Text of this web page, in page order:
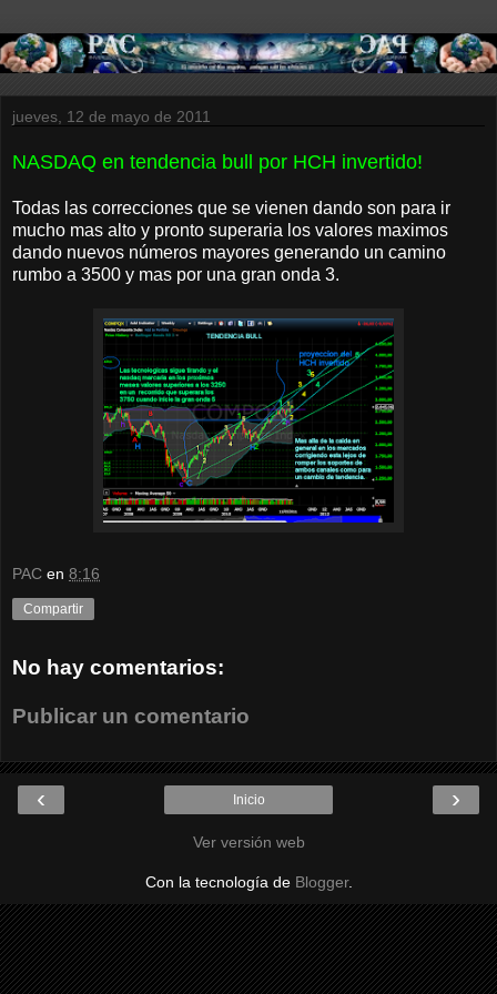
jueves, 12 de mayo de 2011
NASDAQ en tendencia bull por HCH invertido!
Todas las correcciones que se vienen dando son para ir
mucho mas alto y pronto superaria los valores maximos
dando nuevos números mayores generando un camino
rumbo a 3500 y mas por una gran onda 3.
PAC en 8:16
Compartir
No hay comentarios:
Publicar un comentario
‹ ›
Inicio
Ver versión web
Con la tecnología de Blogger.